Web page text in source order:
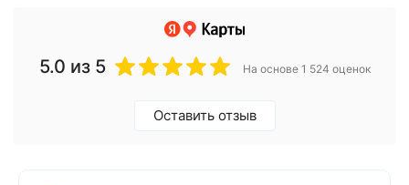
5.0 из 5 На основе 1 524 оценок
Оставить отзыв